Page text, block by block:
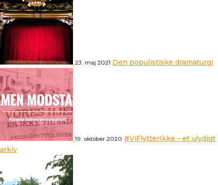
23. maj 2021 Den populistiske dramaturgi
19. oktober 2020 #ViFlytterIkke – et ulydigt
arkiv